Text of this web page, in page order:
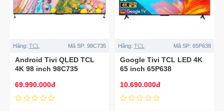
Hãng: TCL Mã SP: 98C735
Android Tivi QLED TCL
4K 98 inch 98C735
69.990.000đ
Hãng: TCL Mã SP: 65P638
Google Tivi TCL LED 4K
65 inch 65P638
10.690.000đ